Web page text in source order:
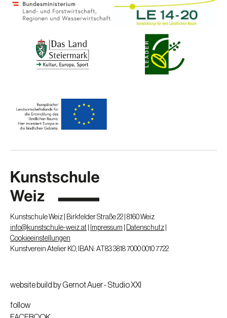
Kunstschule Weiz | Birkfelder Straße 22 | 8160 Weiz
info@kunstschule-weiz.at| Impressum | Datenschutz|
Cookieeinstellungen
Kunstverein Atelier KO, IBAN: AT83 3818 7000 0010 7722
website build by Gernot Auer - Studio XXI
follow